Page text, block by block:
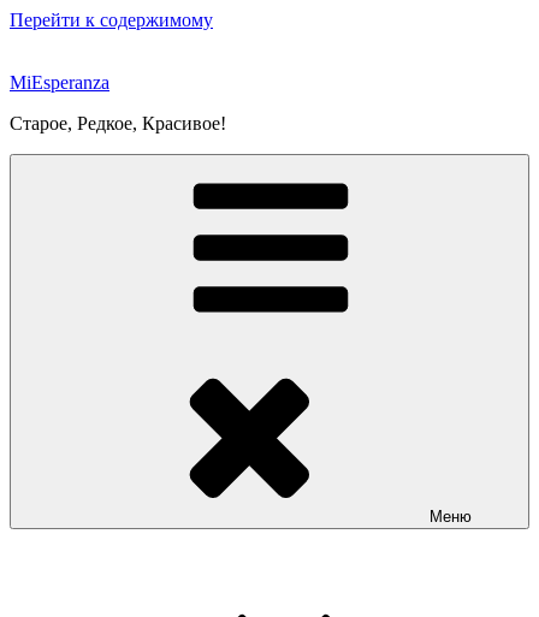
Перейти к содержимому
MiEsperanza
Старое, Редкое, Красивое!
Меню